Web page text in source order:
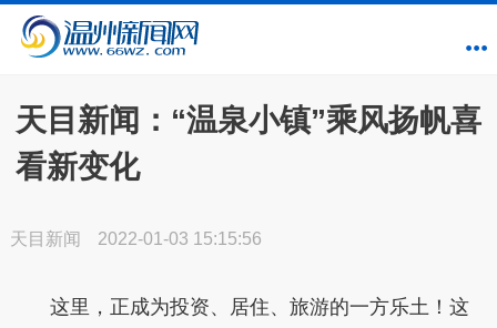
天目新闻：“温泉小镇”乘风扬帆喜
看新变化
天目新闻 2022-01-03 15:15:56
这里，正成为投资、居住、旅游的一方乐土！这